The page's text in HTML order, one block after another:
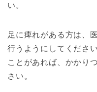
い。
足に痺れがある方は、
行うようにしてくださ
ことがあれば、かかり
さい。